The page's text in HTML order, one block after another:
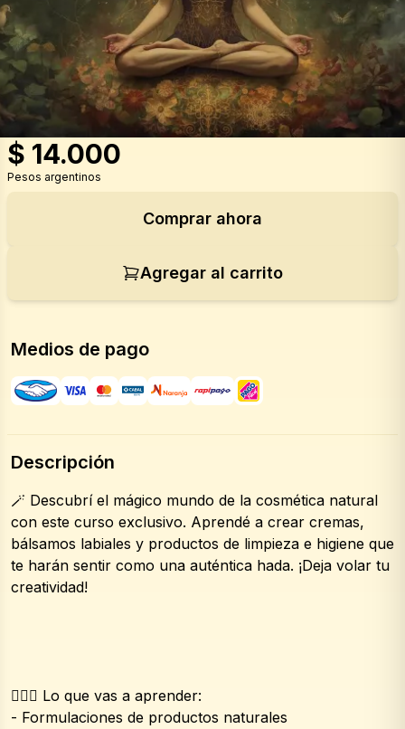
$ 14.000
Pesos argentinos
Comprar ahora
Agregar al carrito
Medios de pago
Descripción
🪄 Descubrí el mágico mundo de la cosmética natural
con este curso exclusivo. Aprendé a crear cremas,
bálsamos labiales y productos de limpieza e higiene que
te harán sentir como una auténtica hada. ¡Deja volar tu
creatividad!
🧚🏼‍♂️ Lo que vas a aprender:
- Formulaciones de productos naturales